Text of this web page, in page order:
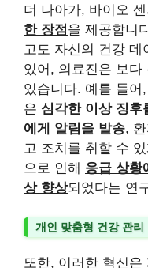
더 나아가, 바이오
한 장점 을 제공합니
고도 자신의 건강 데
있어, 의료진은 보다
있습니다. 예를 들어
은 심각한 이상 징후
에게 알림을 발송,
고 조치를 취할 수
으로 인해 응급 상황
상 향상되었다는 연
개인 맞춤형 건강 관리
또한, 이러한 혁신은